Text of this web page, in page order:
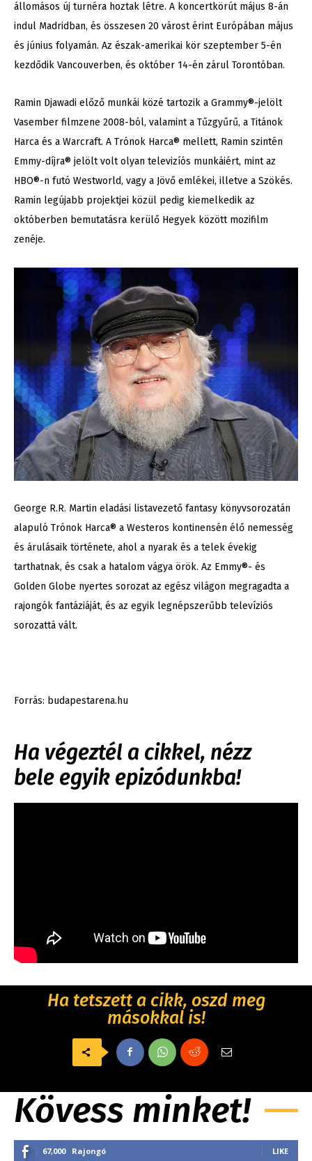
állomásos új turnéra hoztak létre. A koncertkörút május 8-án
indul Madridban, és összesen 20 várost érint Európában május
és június folyamán. Az észak-amerikai kör szeptember 5-én
kezdődik Vancouverben, és október 14-én zárul Torontóban.
Ramin Djawadi előző munkái közé tartozik a Grammy®-jelölt
Vasember filmzene 2008-ból, valamint a Tűzgyűrű, a Titánok
Harca és a Warcraft. A Trónok Harca® mellett, Ramin szintén
Emmy-díjra® jelölt volt olyan televizíós munkáiért, mint az
HBO®-n futó Westworld, vagy a Jövő emlékei, illetve a Szökés.
Ramin legújabb projektjei közül pedig kiemelkedik az
októberben bemutatásra kerülő Hegyek között mozifilm
zenéje.
George R.R. Martin eladási listavezető fantasy könyvsorozatán
alapuló Trónok Harca® a Westeros kontinensén élő nemesség
és árulásaik története, ahol a nyarak és a telek évekig
tarthatnak, és csak a hatalom vágya örök. Az Emmy®- és
Golden Globe nyertes sorozat az egész világon megragadta a
rajongók fantáziáját, és az egyik legnépszerűbb televíziós
sorozattá vált.
Forrás: budapestarena.hu
Ha végeztél a cikkel, nézz
bele egyik epizódunkba!
Ha tetszett a cikk, oszd meg
másokkal is!
Kövess minket!
67,000 Rajongó LIKE